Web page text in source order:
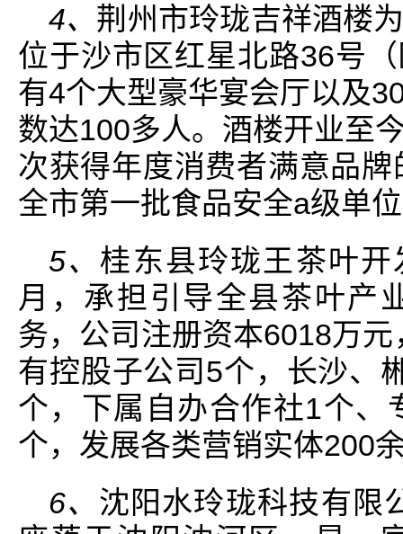
4、 荆州市玲珑吉祥酒楼
位于沙市区红星北路36号
有4个大型豪华宴会厅以及
数达100多人。酒楼开业至
次获得年度消费者满意品
全市第一批食品安全a级单
5、 桂东县玲珑王茶叶
月，承担引导全县茶叶产
务，公司注册资本6018万
有控股子公司5个，长沙、
个，下属自办合作社1个、
个，发展各类营销实体200
6、 沈阳水玲珑科技有限